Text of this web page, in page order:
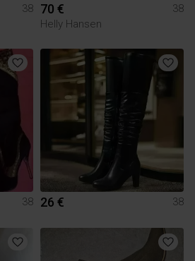
38
70 €
38
Helly Hansen
38 26 € 38